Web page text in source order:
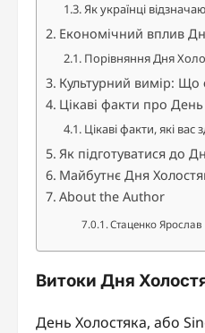
Як українці
Економічний вплив
Порівняння Дня
Культурний вимір: Що
Цікаві факти про
Цікаві факти, які вас
Як підготуватися до
Майбутнє Дня
About the Author
Стаценко Ярослав
Витоки Дня
День Холостяка, або